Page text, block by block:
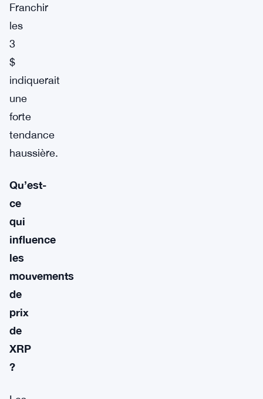
Franchir
les
3
$
indiquerait
une
forte
tendance
haussière.
Qu’est-
ce
qui
influence
les
mouvements
de
prix
de
XRP
?